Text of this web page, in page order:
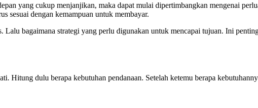
yang cukup menjanjikan, maka dapat mulai dipertimbangkan mengenai
sesuai dengan kemampuan untuk membayar.
bagaimana strategi yang perlu digunakan untuk mencapai tujuan. Ini
Hitung dulu berapa kebutuhan pendanaan. Setelah ketemu berapa